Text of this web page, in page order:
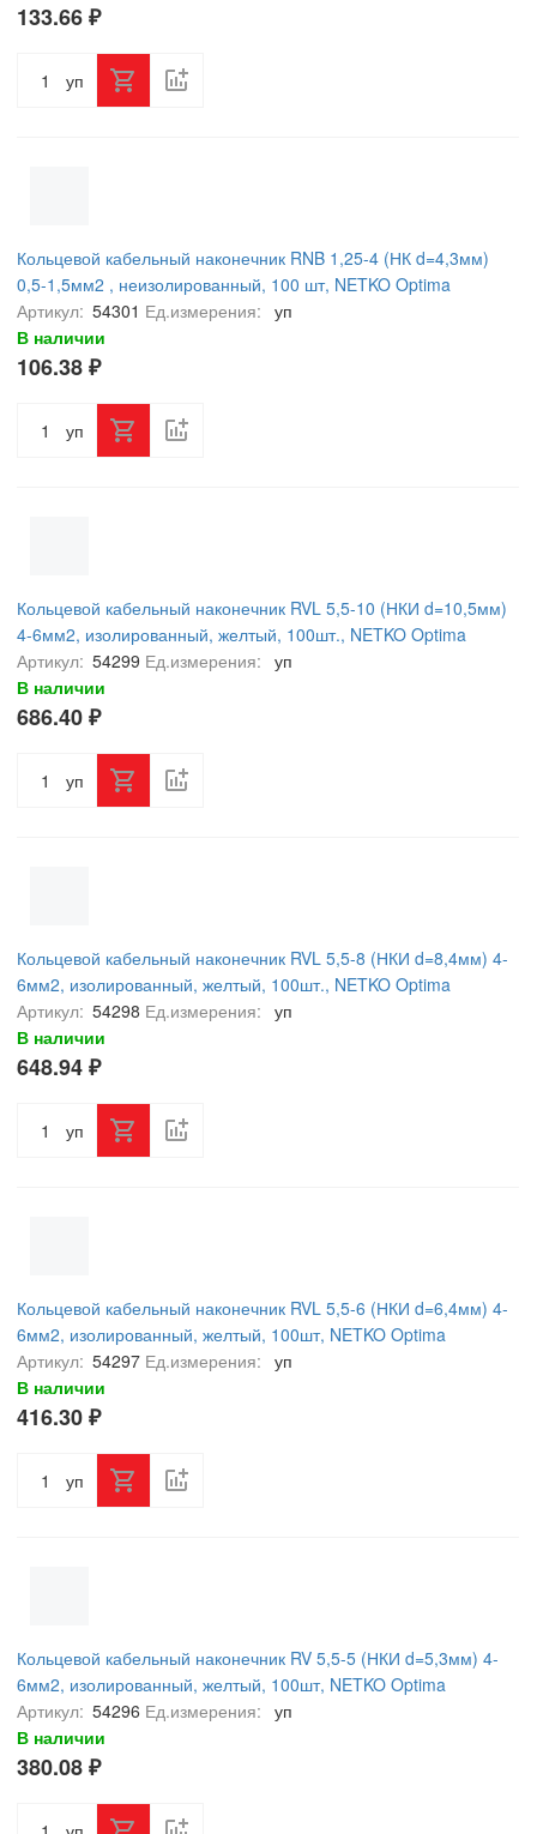
133.66 ₽
уп
Кольцевой кабельный наконечник RNB 1,25-4 (НК d=4,3мм)
0,5-1,5мм2 , неизолированный, 100 шт, NETKO Optima
Артикул: 54301 Ед.измерения: уп
В наличии
106.38 ₽
уп
Кольцевой кабельный наконечник RVL 5,5-10 (НКИ d=10,5мм)
4-6мм2, изолированный, желтый, 100шт., NETKO Optima
Артикул: 54299 Ед.измерения: уп
В наличии
686.40 ₽
уп
Кольцевой кабельный наконечник RVL 5,5-8 (НКИ d=8,4мм) 4-
6мм2, изолированный, желтый, 100шт., NETKO Optima
Артикул: 54298 Ед.измерения: уп
В наличии
648.94 ₽
уп
Кольцевой кабельный наконечник RVL 5,5-6 (НКИ d=6,4мм) 4-
6мм2, изолированный, желтый, 100шт, NETKO Optima
Артикул: 54297 Ед.измерения: уп
В наличии
416.30 ₽
уп
Кольцевой кабельный наконечник RV 5,5-5 (НКИ d=5,3мм) 4-
6мм2, изолированный, желтый, 100шт, NETKO Optima
Артикул: 54296 Ед.измерения: уп
В наличии
380.08 ₽